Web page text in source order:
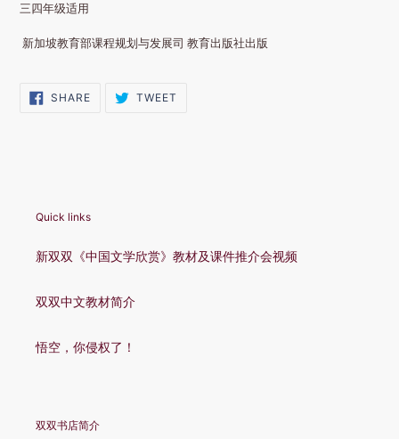
三四年级适用
新加坡教育部课程规划与发展司 教育出版社出版
SHARESHARE
ON
TWEET
Quick links
新双双《中国文学欣赏》教材及课件推介会视频
双双中文教材简介
悟空，你侵权了！
双双书店简介